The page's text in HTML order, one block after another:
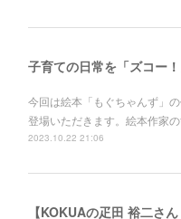
今回は絵本「もぐちゃんず」
登場いただきます。絵本作家
2023.10.22 21:06